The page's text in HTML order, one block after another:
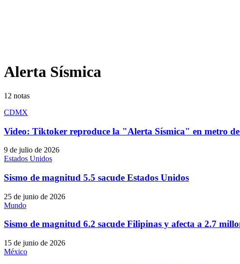
Alerta Sísmica
12 notas
CDMX
Video: Tiktoker reproduce la "Alerta Sísmica" en metro
9 de julio de 2026
Estados Unidos
Sismo de magnitud 5.5 sacude Estados Unidos
25 de junio de 2026
Mundo
Sismo de magnitud 6.2 sacude Filipinas y afecta a 2.7
15 de junio de 2026
México